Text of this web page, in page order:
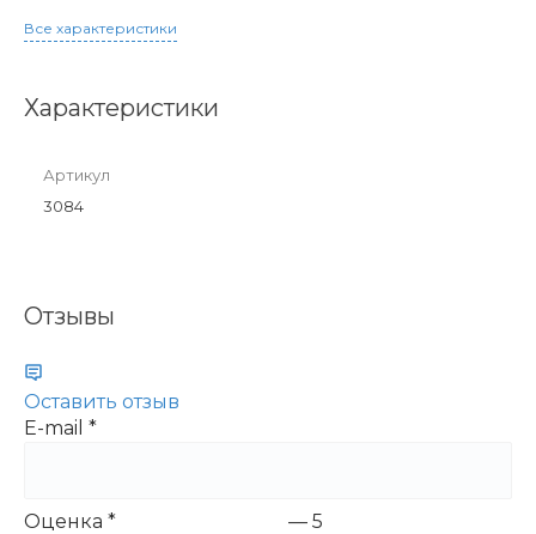
Все характеристики
Характеристики
Артикул
3084
Отзывы
Оставить отзыв
E-mail *
Оценка * — 5